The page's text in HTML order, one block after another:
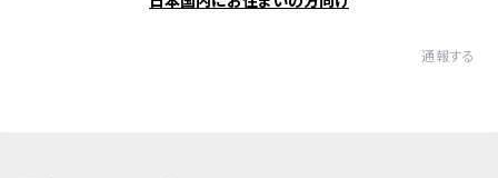
通報する